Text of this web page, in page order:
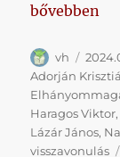
„Hetikispest
bővebben
Szerző
vh
Adorján
Haragos Viktor,
Lázár János,
visszavonulás